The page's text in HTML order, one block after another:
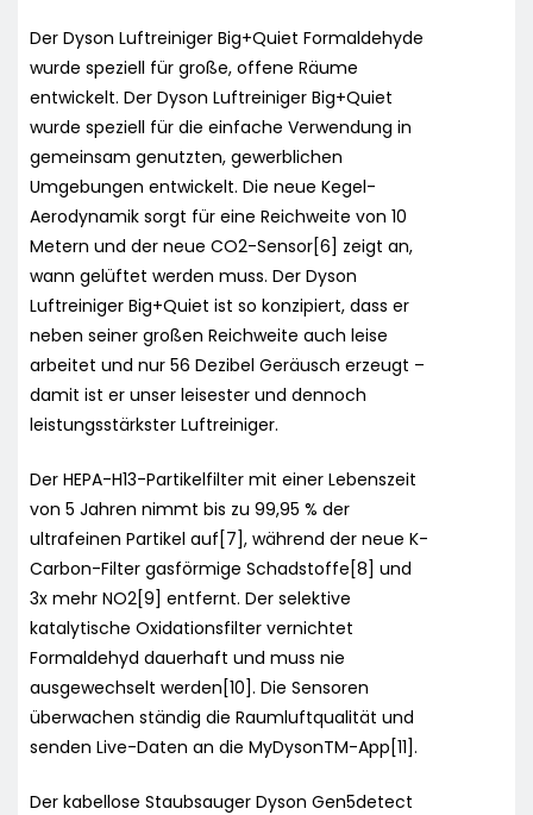
Der Dyson Luftreiniger Big+Quiet Formaldehyde
wurde speziell für große, offene Räume
entwickelt. Der Dyson Luftreiniger Big+Quiet
wurde speziell für die einfache Verwendung in
gemeinsam genutzten, gewerblichen
Umgebungen entwickelt. Die neue Kegel-
Aerodynamik sorgt für eine Reichweite von 10
Metern und der neue CO2-Sensor[6] zeigt an,
wann gelüftet werden muss. Der Dyson
Luftreiniger Big+Quiet ist so konzipiert, dass er
neben seiner großen Reichweite auch leise
arbeitet und nur 56 Dezibel Geräusch erzeugt –
damit ist er unser leisester und dennoch
leistungsstärkster Luftreiniger.
Der HEPA-H13-Partikelfilter mit einer Lebenszeit
von 5 Jahren nimmt bis zu 99,95 % der
ultrafeinen Partikel auf[7], während der neue K-
Carbon-Filter gasförmige Schadstoffe[8] und
3x mehr NO2[9] entfernt. Der selektive
katalytische Oxidationsfilter vernichtet
Formaldehyd dauerhaft und muss nie
ausgewechselt werden[10]. Die Sensoren
überwachen ständig die Raumluftqualität und
senden Live-Daten an die MyDysonTM-App[11].
Der kabellose Staubsauger Dyson Gen5detect